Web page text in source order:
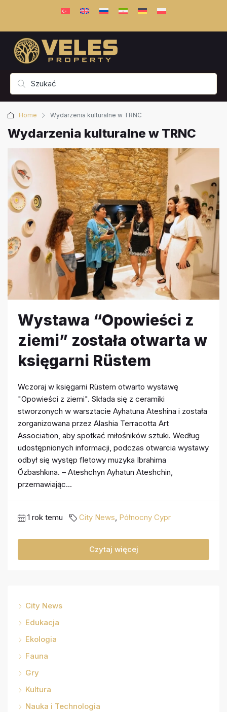
Home Wydarzenia kulturalne w TRNC
Wydarzenia kulturalne w TRNC
Wystawa “Opowieści z
ziemi” została otwarta w
księgarni Rüstem
Wczoraj w księgarni Rüstem otwarto wystawę
"Opowieści z ziemi". Składa się z ceramiki
stworzonych w warsztacie Ayhatuna Ateshina i została
zorganizowana przez Alashia Terracotta Art
Association, aby spotkać miłośników sztuki. Według
udostępnionych informacji, podczas otwarcia wystawy
odbył się występ fletowy muzyka Ibrahima
Özbashkına. – Ateshchyn Ayhatun Ateshchin,
przemawiając...
1 rok temu City News, Północny Cypr
Czytaj więcej
City News
Edukacja
Ekologia
Fauna
Gry
Kultura
Nauka i Technologia